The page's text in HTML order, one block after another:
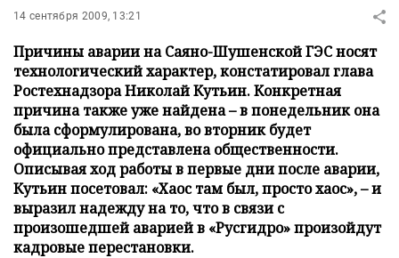
14 сентября 2009, 13:21
Причины аварии на Саяно-Шушенской ГЭС носят
технологический характер, констатировал глава
Ростехнадзора Николай Кутьин. Конкретная
причина также уже найдена – в понедельник она
была сформулирована, во вторник будет
официально представлена общественности.
Описывая ход работы в первые дни после аварии,
Кутьин посетовал: «Хаос там был, просто хаос», – и
выразил надежду на то, что в связи с
произошедшей аварией в «Русгидро» произойдут
кадровые перестановки.